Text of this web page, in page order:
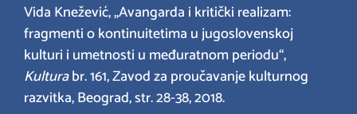
Vida Knežević, „Avangarda i kritički realizam:
fragmenti o kontinuitetima u jugoslovenskoj
kulturi i umetnosti u međuratnom periodu“,
Kulturabr. 161, Zavod za proučavanje kulturnog
razvitka, Beograd, str. 28-38, 2018.